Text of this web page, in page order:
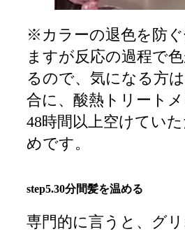
※カラーの退色を防
ますが反応の過程で
るので、気になる方
合に、酸熱トリート
48時間以上空けてい
めです。
step5.30分間髪を温める
専門的に言うと、グ